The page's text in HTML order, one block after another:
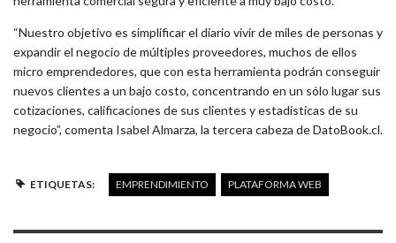
“Nuestro objetivo es simplificar el diario vivir de miles de personas y
expandir el negocio de múltiples proveedores, muchos de ellos
micro emprendedores, que con esta herramienta podrán conseguir
nuevos clientes a un bajo costo, concentrando en un sólo lugar sus
cotizaciones, calificaciones de sus clientes y estadísticas de su
negocio”, comenta Isabel Almarza, la tercera cabeza de DatoBook.cl.
ETIQUETAS: EMPRENDIMIENTO PLATAFORMA WEB